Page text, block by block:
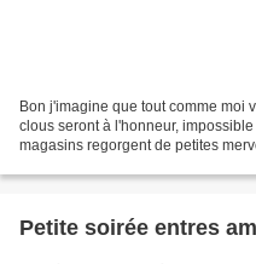
Bon j'imagine que tout comme moi
clous seront à l'honneur,
magasins regorgent de petites
Petite soirée entres